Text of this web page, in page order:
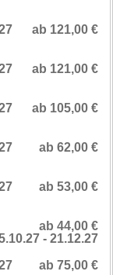
ab 121,00 €
ab 121,00 €
ab 105,00 €
ab 62,00 €
ab 53,00 €
ab 44,00 €
- 21.12.27
ab 75,00 €